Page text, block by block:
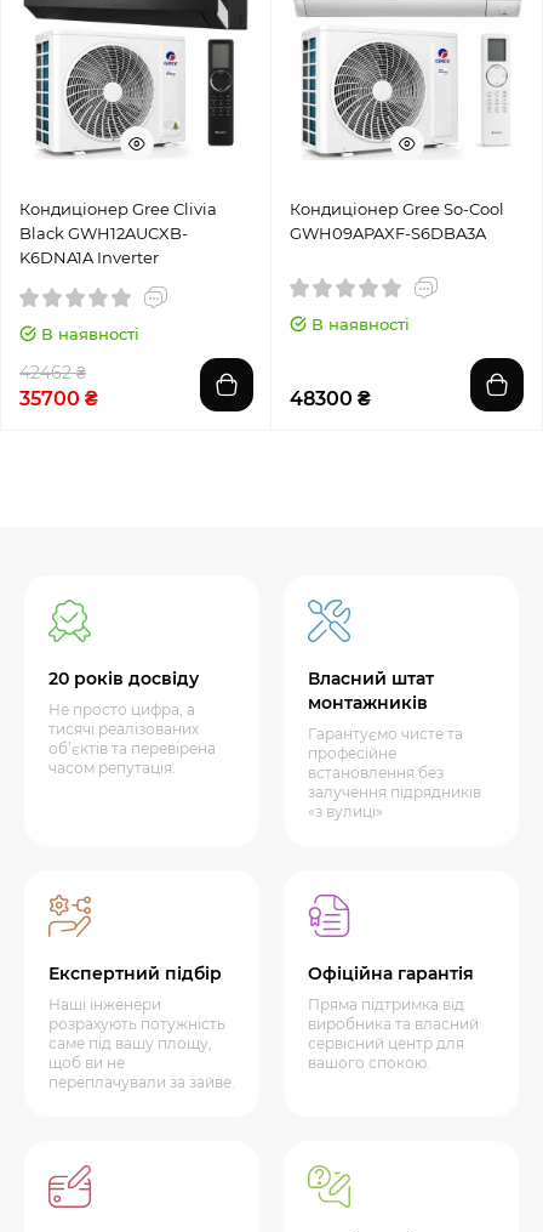
Кондиціонер Gree Clivia
Black GWH12AUCXB-
K6DNA1A Inverter
В наявності
42462 ₴
35700 ₴
Кондиціонер Gree So-Cool
GWH09APAXF-S6DBA3A
В наявності
48300 ₴
20 років досвіду
Не просто цифра, а
тисячі реалізованих
об’єктів та перевірена
часом репутація.
Власний штат
монтажників
Гарантуємо чисте та
професійне
встановлення без
залучення підрядників
«з вулиці»
Експертний підбір
Наші інженери
розрахують потужність
саме під вашу площу,
щоб ви не
переплачували за зайве.
Офіційна гарантія
Пряма підтримка від
виробника та власний
сервісний центр для
вашого спокою.